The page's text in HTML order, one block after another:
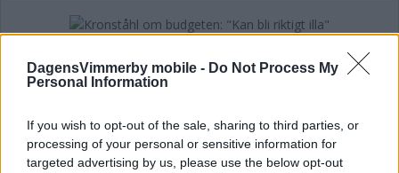
DagensVimmerby mobile - Do Not Process My
Personal Information
If you wish to opt-out of the sale, sharing to third parties, or
processing of your personal or sensitive information for
targeted advertising by us, please use the below opt-out
Kronståhl om budgeten: "Kan bli riktigt
illa"